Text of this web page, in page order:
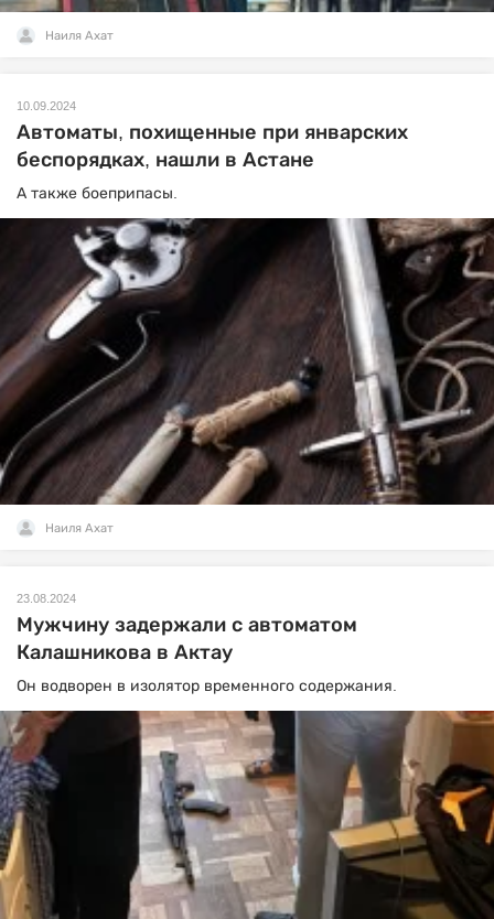
Наиля Ахат
10.09.2024
Автоматы, похищенные при январских
беспорядках, нашли в Астане
А также боеприпасы.
Наиля Ахат
23.08.2024
Мужчину задержали с автоматом
Калашникова в Актау
Он водворен в изолятор временного содержания.